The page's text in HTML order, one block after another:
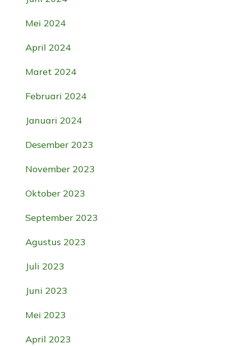
Mei 2024
April 2024
Maret 2024
Februari 2024
Januari 2024
Desember 2023
November 2023
Oktober 2023
September 2023
Agustus 2023
Juli 2023
Juni 2023
Mei 2023
April 2023